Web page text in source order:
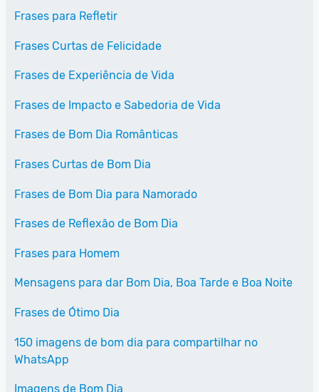
Frases para Refletir
Frases Curtas de Felicidade
Frases de Experiência de Vida
Frases de Impacto e Sabedoria de Vida
Frases de Bom Dia Românticas
Frases Curtas de Bom Dia
Frases de Bom Dia para Namorado
Frases de Reflexão de Bom Dia
Frases para Homem
Mensagens para dar Bom Dia, Boa Tarde e Boa Noite
Frases de Ótimo Dia
150 imagens de bom dia para compartilhar no
WhatsApp
Imagens de Bom Dia